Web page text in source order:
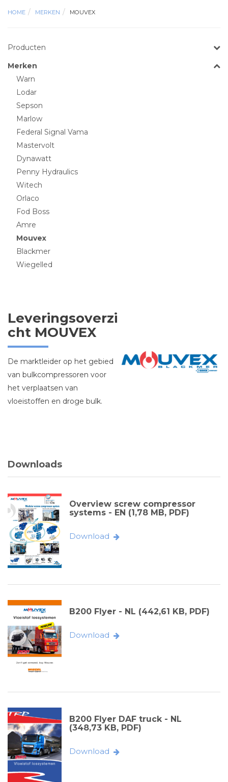
HOME MERKEN MOUVEX
Producten
Merken
Warn
Lodar
Sepson
Marlow
Federal Signal Vama
Mastervolt
Dynawatt
Penny Hydraulics
Witech
Orlaco
Fod Boss
Amre
Mouvex
Blackmer
Wiegelled
Leveringsoverzi
cht MOUVEX
De marktleider op het gebied
van bulkcompressoren voor
het verplaatsen van
vloeistoffen en droge bulk.
Downloads
Overview screw compressor
systems - EN (1,78 MB, PDF)
Download
B200 Flyer - NL (442,61 KB, PDF)
Download
B200 Flyer DAF truck - NL
(348,73 KB, PDF)
Download